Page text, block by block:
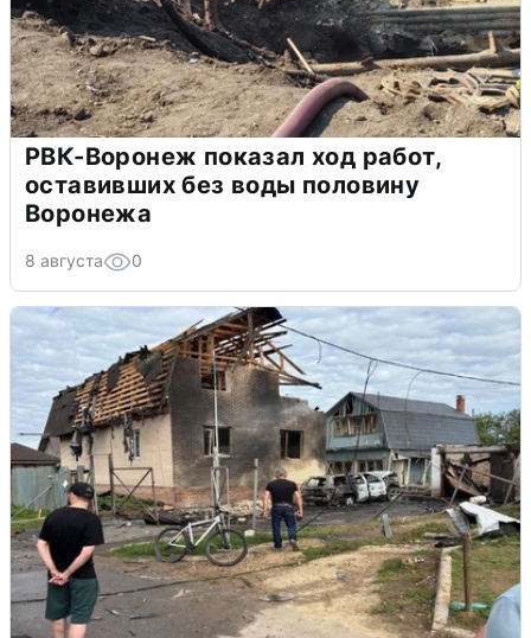
РВК-Воронеж показал ход работ,
оставивших без воды половину
Воронежа
8 августа 0